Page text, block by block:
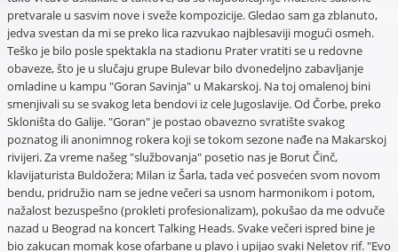
pretvarale u sasvim nove i sveže kompozicije. Gledao sam ga zblanuto,
jedva svestan da mi se preko lica razvukao najblesaviji mogući osmeh.
Teško je bilo posle spektakla na stadionu Prater vratiti se u redovne
obaveze, što je u slučaju grupe Bulevar bilo dvonedeljno zabavljanje
omladine u kampu "Goran Savinja" u Makarskoj. Na toj omalenoj bini
smenjivali su se svakog leta bendovi iz cele Jugoslavije. Od Čorbe, preko
Skloništa do Galije. "Goran" je postao obavezno svratište svakog
poznatog ili anonimnog rokera koji se tokom sezone nađe na Makarskoj
rivijeri. Za vreme našeg "službovanja" posetio nas je Borut Činč,
klavijaturista Buldožera; Milan iz Šarla, tada već posvećen svom novom
bendu, pridružio nam se jedne večeri sa usnom harmonikom i potom,
nažalost bezuspešno (prokleti profesionalizam), pokušao da me odvuče
nazad u Beograd na koncert Talking Heads. Svake večeri ispred bine je
bio zakucan momak kose ofarbane u plavo i upijao svaki Neletov rif. "Evo